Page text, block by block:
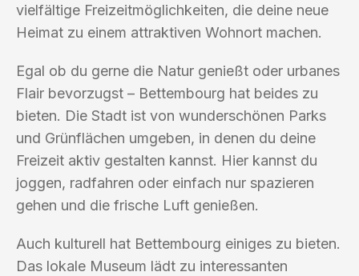
vielfältige Freizeitmöglichkeiten, die deine neue
Heimat zu einem attraktiven Wohnort machen.
Egal ob du gerne die Natur genießt oder urbanes
Flair bevorzugst – Bettembourg hat beides zu
bieten. Die Stadt ist von wunderschönen Parks
und Grünflächen umgeben, in denen du deine
Freizeit aktiv gestalten kannst. Hier kannst du
joggen, radfahren oder einfach nur spazieren
gehen und die frische Luft genießen.
Auch kulturell hat Bettembourg einiges zu bieten.
Das lokale Museum lädt zu interessanten